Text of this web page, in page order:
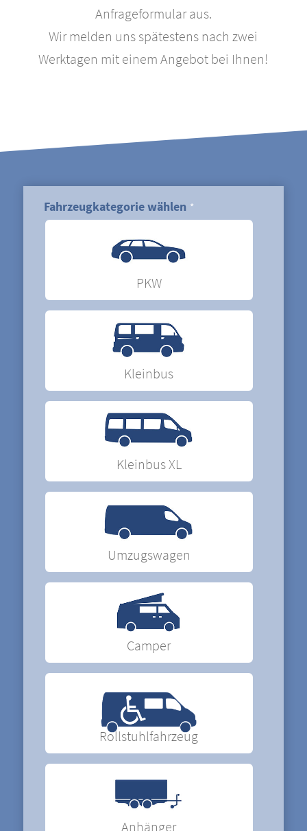
Anfrageformular aus.
Wir melden uns spätestens nach zwei
Werktagen mit einem Angebot bei Ihnen!
Fahrzeugkategorie wählen *
PKW
Kleinbus
Kleinbus XL
Umzugswagen
Camper
Rollstuhlfahrzeug
Anhänger